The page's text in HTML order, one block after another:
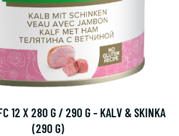
12 X 280 G / 290 G - KALV & SKINKA
(290 G)